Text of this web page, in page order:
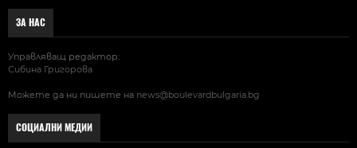
ЗА НАС
Управляващ редактор:
Сибина Григорова
Можете да ни пишете на news@boulevardbulgaria.bg
СОЦИАЛНИ МЕДИИ